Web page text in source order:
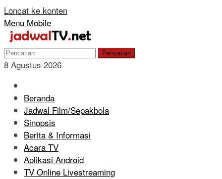
Loncat ke konten
Menu Mobile
Pencarian
8 Agustus 2026
Beranda
Jadwal Film/Sepakbola
Sinopsis
Berita & Informasi
Acara TV
Aplikasi Android
TV Online Livestreaming